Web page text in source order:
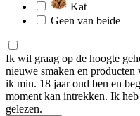
Kat
Geen van beide
Ik wil graag op de hoogte
nieuwe smaken en
ik min. 18 jaar oud ben en
moment kan intrekken. Ik heb
gelezen.